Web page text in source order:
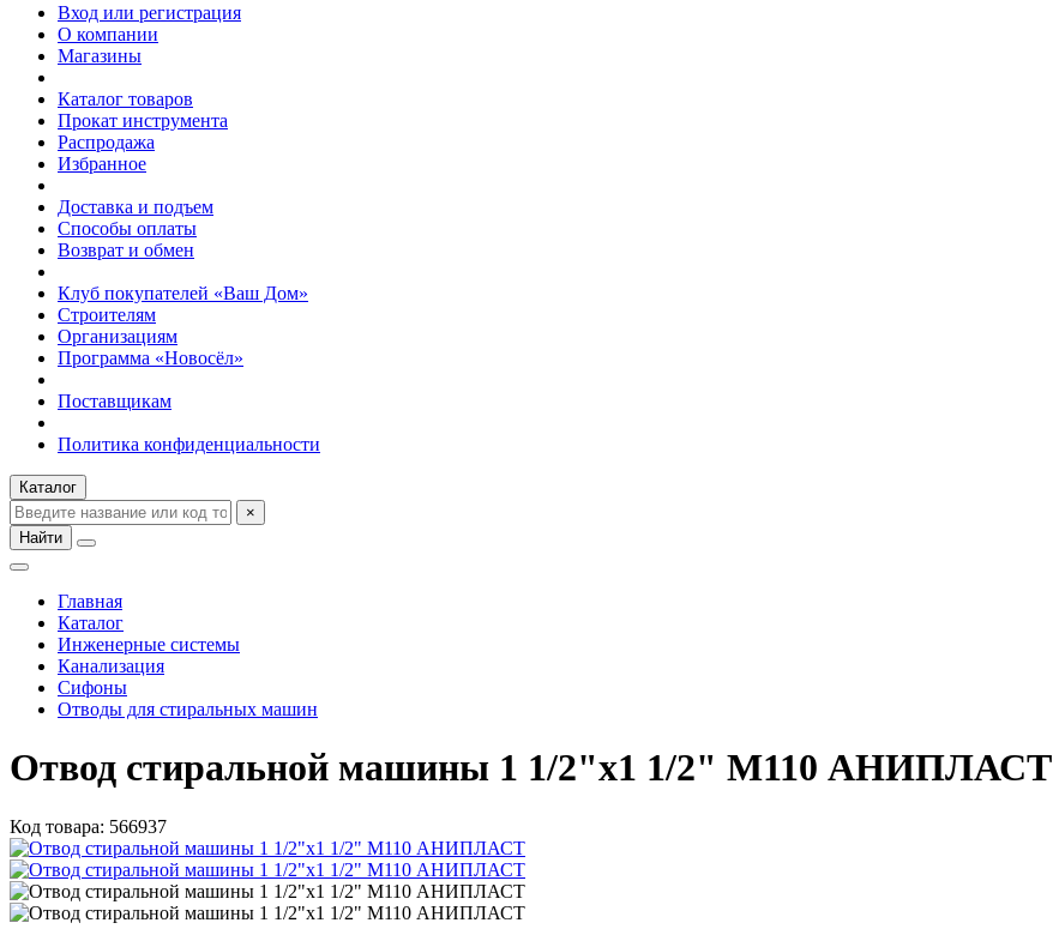
Вход или регистрация
О компании
Магазины
Каталог товаров
Прокат инструмента
Распродажа
Избранное
Доставка и подъем
Способы оплаты
Возврат и обмен
Клуб покупателей «Ваш Дом»
Строителям
Организациям
Программа «Новосёл»
Поставщикам
Политика конфиденциальности
Каталог
×
Найти
Главная
Каталог
Инженерные системы
Канализация
Сифоны
Отводы для стиральных машин
Отвод стиральной машины 1 1/2"х1 1/2" М110 АНИПЛАСТ
Код товара: 566937